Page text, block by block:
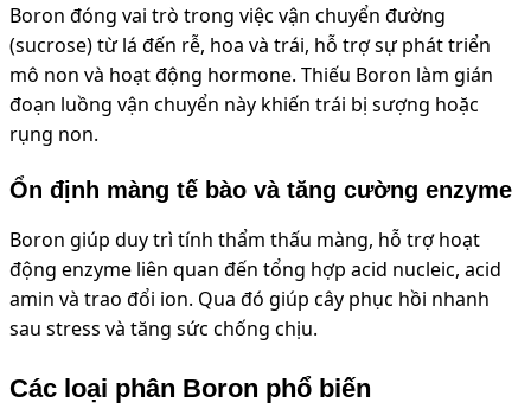
Boron đóng vai trò trong việc vận chuyển đường
(sucrose) từ lá đến rễ, hoa và trái, hỗ trợ sự phát triển
mô non và hoạt động hormone. Thiếu Boron làm gián
đoạn luồng vận chuyển này khiến trái bị sượng hoặc
rụng non.
Ổn định màng tế bào và tăng cường enzyme
Boron giúp duy trì tính thẩm thấu màng, hỗ trợ hoạt
động enzyme liên quan đến tổng hợp acid nucleic, acid
amin và trao đổi ion. Qua đó giúp cây phục hồi nhanh
sau stress và tăng sức chống chịu.
Các loại phân Boron phổ biến